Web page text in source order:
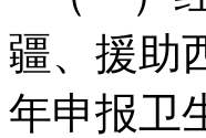
疆、援助
年申报卫